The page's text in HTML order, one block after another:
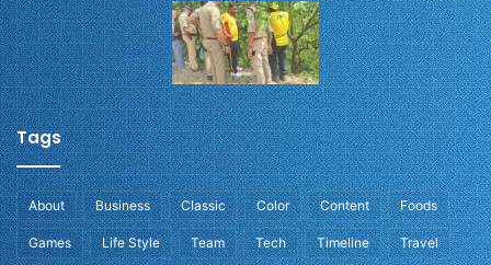
Tags
About Business Classic Color Content Foods
Games Life Style Team Tech Timeline Travel